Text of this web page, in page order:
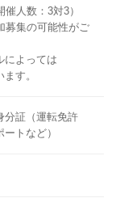
人数：3対3）
募集の可能性がご
によっては
す。
分証（運転免許
トなど）